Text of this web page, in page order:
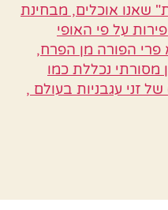
שאנו אוכלים, מבחינת
על פי האופי
פרי הפורה מן הפרח,
מסורתי נכללת כמו
זני עגבניות בעולם ,